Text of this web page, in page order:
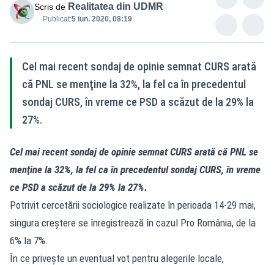
Scris de Realitatea din UDMR
Publicat:5 iun. 2020, 08:19
Cel mai recent sondaj de opinie semnat CURS arată
că PNL se menţine la 32%, la fel ca în precedentul
sondaj CURS, în vreme ce PSD a scăzut de la 29% la
27%.
Cel mai recent sondaj de opinie semnat CURS arată că PNL se
menţine la 32%, la fel ca în precedentul sondaj CURS, în vreme
ce PSD a scăzut de la 29% la 27%.
Potrivit cercetării sociologice realizate în perioada 14-29 mai,
singura creştere se înregistrează în cazul Pro România, de la
6% la 7%.
În ce privește un eventual vot pentru alegerile locale,